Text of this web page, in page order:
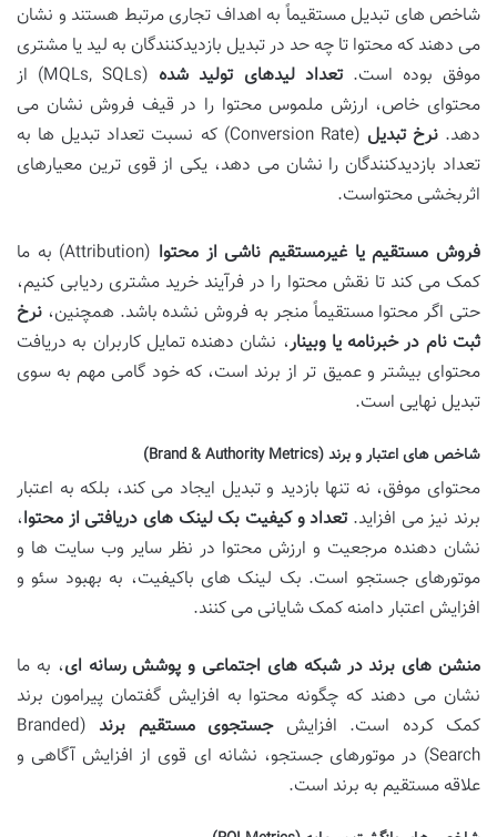
شاخص های تبدیل مستقیماً به اهداف تجاری مرتبط هستند و نشان
می دهند که محتوا تا چه حد در تبدیل بازدیدکنندگان به لید یا مشتری
موفق بوده است.تعداد لیدهای تولید شده
(MQLs, SQLs) از
محتوای خاص، ارزش ملموس محتوا را در قیف فروش نشان می
دهد.نرخ تبدیل
(Conversion Rate) که نسبت تعداد تبدیل ها به
تعداد بازدیدکنندگان را نشان می دهد، یکی از قوی ترین معیارهای
اثربخشی محتواست.
فروش مستقیم یا غیرمستقیم ناشی از محتوا
(Attribution) به ما
کمک می کند تا نقش محتوا را در فرآیند خرید مشتری ردیابی کنیم،
حتی اگر محتوا مستقیماً منجر به فروش نشده باشد. همچنین، نرخ
ثبت نام در خبرنامه یا وبینار، نشان دهنده تمایل کاربران به دریافت
محتوای بیشتر و عمیق تر از برند است، که خود گامی مهم به سوی
تبدیل نهایی است.
شاخص های اعتبار و برند (Brand & Authority Metrics)
محتوای موفق، نه تنها بازدید و تبدیل ایجاد می کند، بلکه به اعتبار
برند نیز می افزاید.تعداد و کیفیت بک لینک های دریافتی از محتوا،
نشان دهنده مرجعیت و ارزش محتوا در نظر سایر وب سایت ها و
موتورهای جستجو است. بک لینک های باکیفیت، به بهبود سئو و
افزایش اعتبار دامنه کمک شایانی می کنند.
منشن های برند در شبکه های اجتماعی و پوشش رسانه ای، به ما
نشان می دهند که چگونه محتوا به افزایش گفتمان پیرامون برند
کمک کرده است. افزایشجستجوی مستقیم برند
(Branded
Search) در موتورهای جستجو، نشانه ای قوی از افزایش آگاهی و
علاقه مستقیم به برند است.